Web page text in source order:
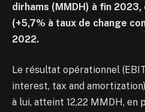
dirhams (MMDH) à fin
(+5,7% à taux de change
2022.
Le résultat opérationnel
interest, tax and
à lui, atteint 12,22 MMDH, en